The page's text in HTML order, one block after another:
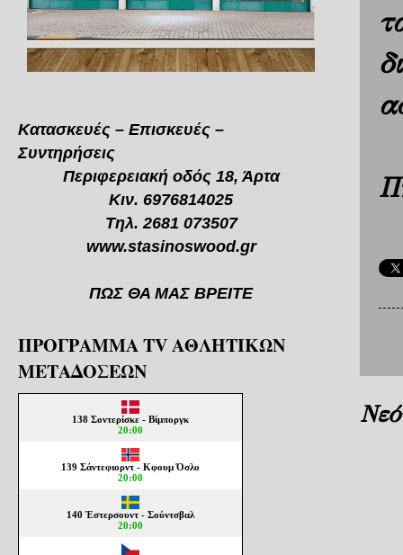
Κατασκευές – Επισκευές –
Συντηρήσεις
Περιφερειακή οδός 18, Άρτα
Κιν. 6976814025
Τηλ. 2681 073507
www.stasinoswood.gr
ΠΩΣ ΘΑ ΜΑΣ ΒΡΕΙΤΕ
ΠΡΟΓΡΑΜΜΑ TV ΑΘΛΗΤΙΚΩΝ
ΜΕΤΑΔΟΣΕΩΝ